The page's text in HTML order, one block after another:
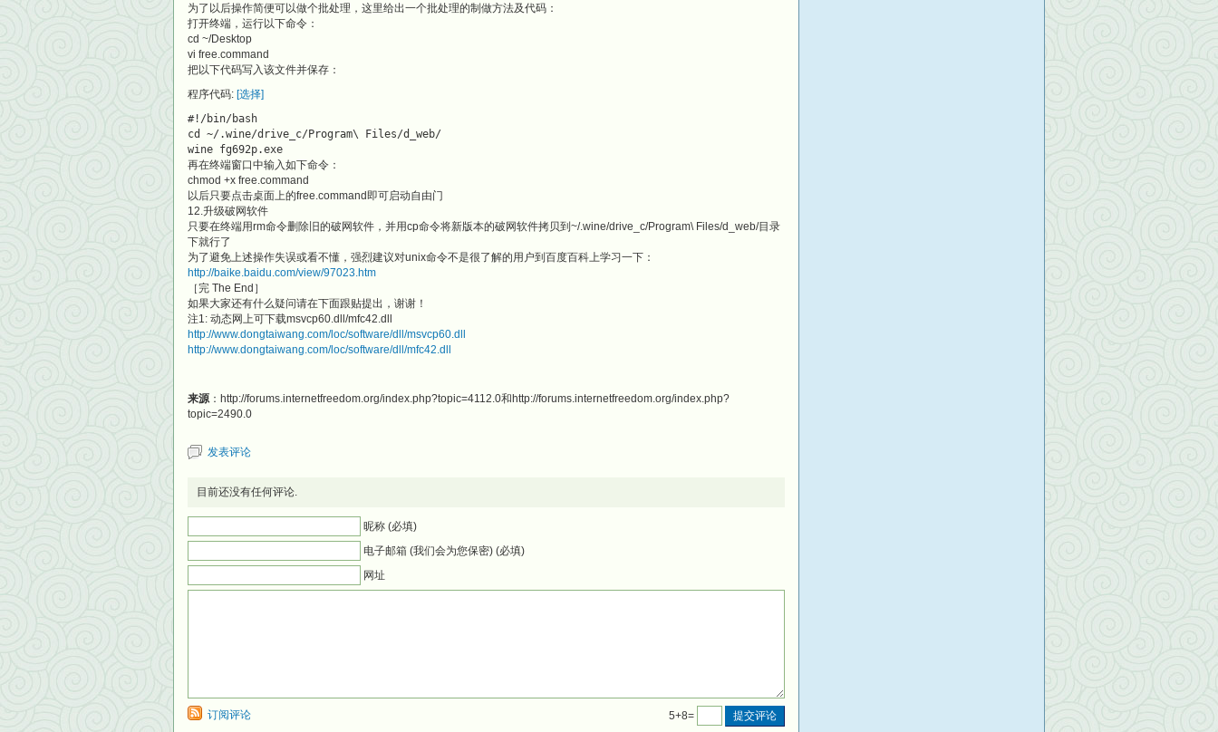
为了以后操作简便可以做个批处理，这里给出一个批处理的制做方法及代码：
打开终端，运行以下命令：
cd ~/Desktop
vi free.command
把以下代码写入该文件并保存：
程序代码: [选择]
#!/bin/bash
cd ~/.wine/drive_c/Program\ Files/d_web/
wine fg692p.exe
再在终端窗口中输入如下命令：
chmod +x free.command
以后只要点击桌面上的free.command即可启动自由门
12.升级破网软件
只要在终端用rm命令删除旧的破网软件，并用cp命令将新版本的破网软件拷贝到~/.wine/drive_c/Program\ Files/d_web/目录
下就行了
为了避免上述操作失误或看不懂，强烈建议对unix命令不是很了解的用户到百度百科上学习一下：
http://baike.baidu.com/view/97023.htm
［完 The End］
如果大家还有什么疑问请在下面跟贴提出，谢谢！
注1: 动态网上可下载msvcp60.dll/mfc42.dll
http://www.dongtaiwang.com/loc/software/dll/msvcp60.dll
http://www.dongtaiwang.com/loc/software/dll/mfc42.dll
来源：http://forums.internetfreedom.org/index.php?topic=4112.0和http://forums.internetfreedom.org/index.php?
topic=2490.0
发表评论
目前还没有任何评论.
昵称 (必填)
电子邮箱 (我们会为您保密) (必填)
网址
订阅评论 5+8=